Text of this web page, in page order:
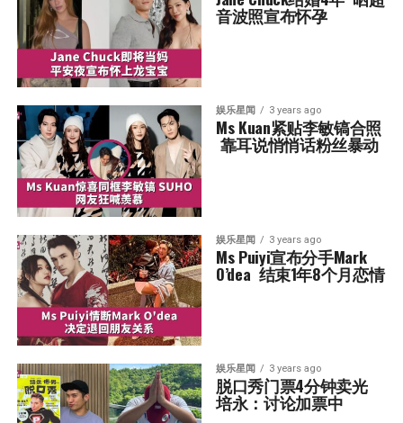
音波照宣布怀孕
娱乐星闻 3 years ago
Ms Kuan紧贴李敏镐合照
靠耳说悄悄话粉丝暴动
娱乐星闻 3 years ago
Ms Puiyi宣布分手Mark
O’dea  结束1年8个月恋情
娱乐星闻 3 years ago
脱口秀门票4分钟卖光
培永：讨论加票中